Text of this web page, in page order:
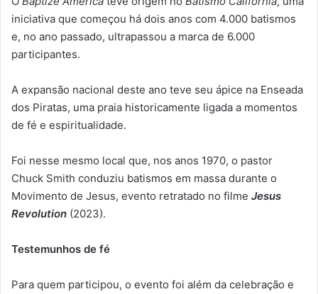
iniciativa que começou há dois anos com 4.000 batismos
e, no ano passado, ultrapassou a marca de 6.000
participantes.
A expansão nacional deste ano teve seu ápice na Enseada
dos Piratas, uma praia historicamente ligada a momentos
de fé e espiritualidade.
Foi nesse mesmo local que, nos anos 1970, o pastor
Chuck Smith conduziu batismos em massa durante o
Movimento de Jesus, evento retratado no filme Jesus
Revolution (2023).
Testemunhos de fé
Para quem participou, o evento foi além da celebração e